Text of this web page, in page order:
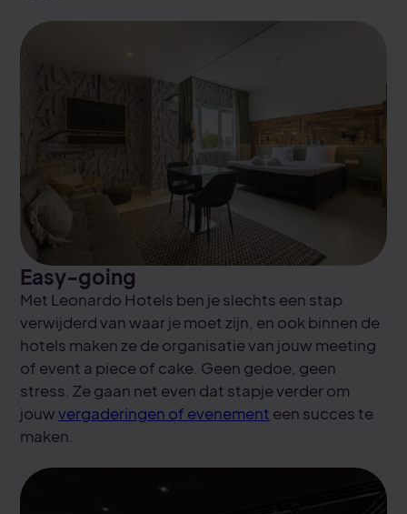
Easy-going
Met Leonardo Hotels ben je slechts een stap
verwijderd van waar je moet zijn, en ook binnen de
hotels maken ze de organisatie van jouw meeting
of event a piece of cake. Geen gedoe, geen
stress. Ze gaan net even dat stapje verder om
jouwvergaderingen of evenement een succes te
maken.